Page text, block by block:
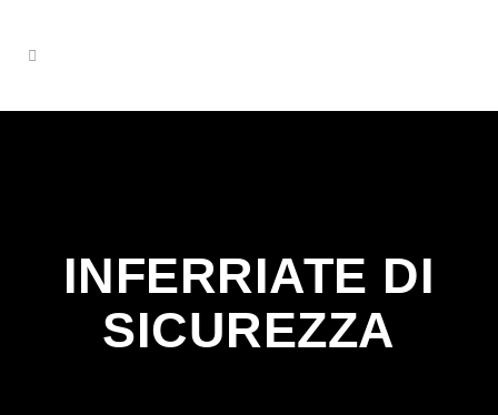
INFERRIATE DI
SICUREZZA